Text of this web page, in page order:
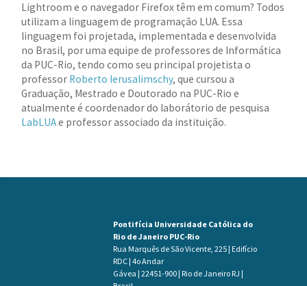
Lightroom e o navegador Firefox têm em comum? Todos
utilizam a linguagem de programação LUA. Essa
linguagem foi projetada, implementada e desenvolvida
no Brasil, por uma equipe de professores de Informática
da PUC-Rio, tendo como seu principal projetista o
professor Roberto Ierusalimschy, que cursou a
Graduação, Mestrado e Doutorado na PUC-Rio e
atualmente é coordenador do laborátorio de pesquisa
LabLUAe professor associado da instituição.
Pontifícia Universidade Católica do
Rio de Janeiro PUC-Rio
Rua Marquês de São Vicente, 225 | Edifício
RDC | 4o Andar
Gávea | 22451-900 | Rio de Janeiro RJ |